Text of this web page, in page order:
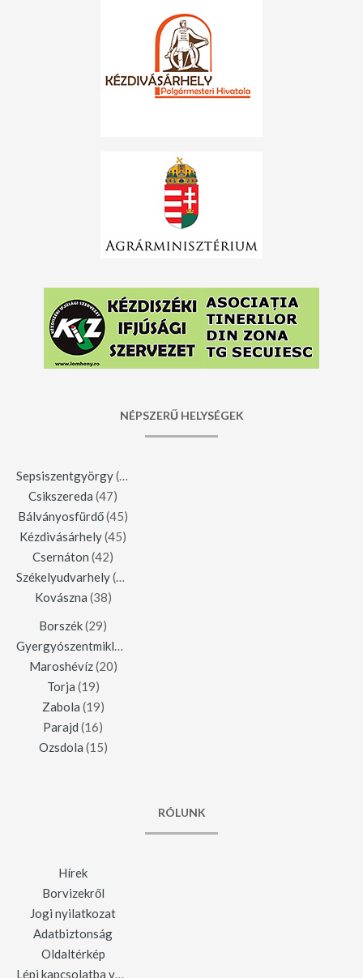
NÉPSZERŰ HELYSÉGEK
Sepsiszentgyörgy(123)
Csikszereda (47)
Bálványosfürdő(45)
Kézdivásárhely(45)
Csernáton (42)
Székelyudvarhely(42)
Kovászna (38)
Borszék(29)
Gyergyószentmiklós
Maroshévíz(20)
Torja (19)
Zabola (19)
Parajd (16)
Ozsdola (15)
RÓLUNK
Hírek
Borvizekről
Jogi nyilatkozat
Adatbiztonság
Oldaltérkép
Lépj kapcsolatba velünk